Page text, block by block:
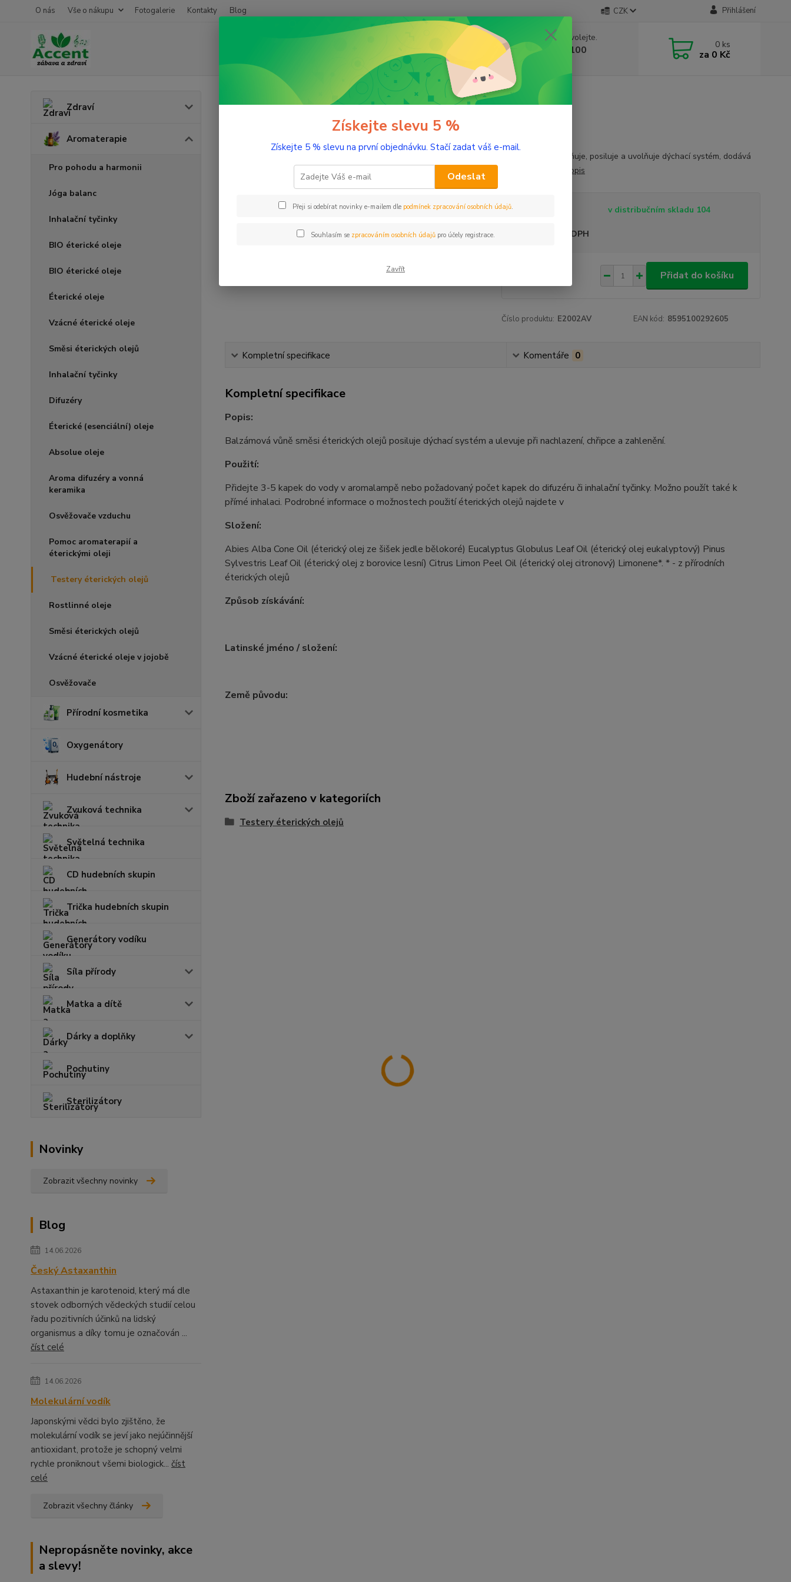
O nás Vše o nákupu Fotogalerie Kontakty Blog CZK Přihlášení
Nevíte si rady? Zavolejte.
+420 603 332 100
(Po-Pá, 10-17 hod.)
0 ks
za 0 Kč
Zdraví
Aromaterapie
Pro pohodu a harmonii
Jóga balanc
Inhalační tyčinky
BIO éterické oleje
BIO éterické oleje
Éterické oleje
Vzácné éterické oleje
Směsi éterických olejů
Inhalační tyčinky
Difuzéry
Éterické (esenciální) oleje
Absolue oleje
Aroma difuzéry a vonná
keramika
Osvěžovače vzduchu
Pomoc aromaterapií a
éterickými oleji
Testery éterických olejů
Rostlinné oleje
Směsi éterických olejů
Vzácné éterické oleje v jojobě
Osvěžovače
Přírodní kosmetika
Oxygenátory
Hudební nástroje
Zvuková technika
Světelná technika
CD hudebních skupin
Trička hudebních skupin
Generátory vodíku
Síla přírody
Matka a dítě
Dárky a doplňky
Pochutiny
Sterilizátory
Novinky
Zobrazit všechny novinky
Blog
14.06.2026
Český Astaxanthin
Astaxanthin je karotenoid, který má dle
stovek odborných vědeckých studií celou
řadu pozitivních účinků na lidský
organismus a díky tomu je označován ...
číst celé
14.06.2026
Molekulární vodík
Japonskými vědci bylo zjištěno, že
molekulární vodík se jeví jako nejúčinnější
antioxidant, protože je schopný velmi
rychle proniknout všemi biologick... číst
celé
Zobrazit všechny články
Nepropásněte novinky, akce
a slevy!
Aromaterapie Testery éterických olejů Druhý dech 2 ml tester sklo
Druhý dech 2 ml tester sklo
Pročišťuje a projasňuje, posiluje a uvolňuje dýchací systém, dodává
celý popis
v distribučním skladu 104
Nejsme plátci DPH
Přidat do košíku
Číslo produktu: E2002AV EAN kód: 8595100292605
Kompletní specifikace Komentáře 0
Kompletní specifikace
Popis:
Balzámová vůně směsi éterických olejů posiluje dýchací systém a ulevuje při nachlazení, chřipce a zahlenění.
Použití:
Přidejte 3-5 kapek do vody v aromalampě nebo požadovaný počet kapek do difuzéru či inhalační tyčinky. Možno použít také k
přímé inhalaci. Podrobné informace o možnostech použití éterických olejů najdete v
Složení:
Abies Alba Cone Oil (éterický olej ze šišek jedle bělokoré) Eucalyptus Globulus Leaf Oil (éterický olej eukalyptový) Pinus
Sylvestris Leaf Oil (éterický olej z borovice lesní) Citrus Limon Peel Oil (éterický olej citronový) Limonene*. * - z přírodních
éterických olejů
Způsob získávání:
Latinské jméno / složení:
Země původu:
Zboží zařazeno v kategoriích
Testery éterických olejů
Získejte slevu 5 %
Získejte 5 % slevu na první objednávku. Stačí zadat váš e-mail.
Odeslat
Přeji si odebírat novinky e-mailem dle podmínek zpracování osobních údajů.
Souhlasím se zpracováním osobních údajůpro účely registrace.
Zavřít